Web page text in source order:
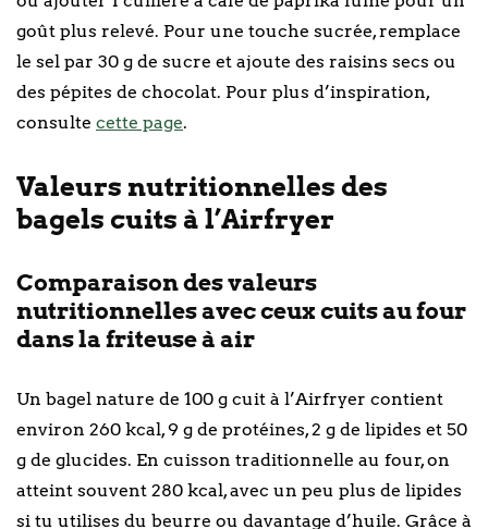
goût plus relevé. Pour une touche sucrée, remplace
le sel par 30 g de sucre et ajoute des raisins secs ou
des pépites de chocolat. Pour plus d’inspiration,
consulte cette page.
Valeurs nutritionnelles des
bagels cuits à l’Airfryer
Comparaison des valeurs
nutritionnelles avec ceux cuits au four
dans la friteuse à air
Un bagel nature de 100 g cuit à l’Airfryer contient
environ 260 kcal, 9 g de protéines, 2 g de lipides et 50
g de glucides. En cuisson traditionnelle au four, on
atteint souvent 280 kcal, avec un peu plus de lipides
si tu utilises du beurre ou davantage d’huile. Grâce à